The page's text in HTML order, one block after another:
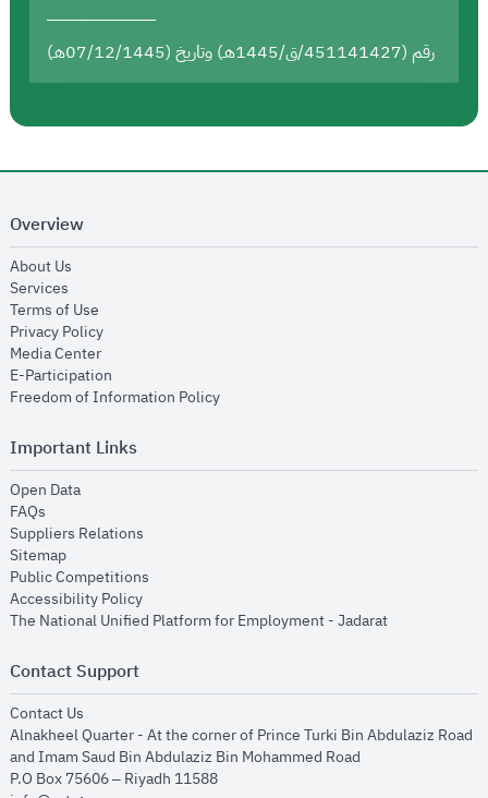
رقم (451141427/ق/1445هـ) وتاريخ (07/12/1445هـ)
Overview
About Us
Services
Terms of Use
Privacy Policyopens in new window
Media Centeropens in new window
E-Participation
Freedom of Information Policyopens in new window
Important Links
Open Dataopens in new window
FAQs
Suppliers Relations
Sitemapopens in new window
Public Competitions
Accessibility Policyopens in new window
The National Unified Platform for Employment - Jadaratopens in new
Contact Support
Contact Us
Alnakheel Quarter - At the corner of Prince Turki Bin Abdulaziz Road
and Imam Saud Bin Abdulaziz Bin Mohammed Road​
P.O Box 75606 – Riyadh 11588